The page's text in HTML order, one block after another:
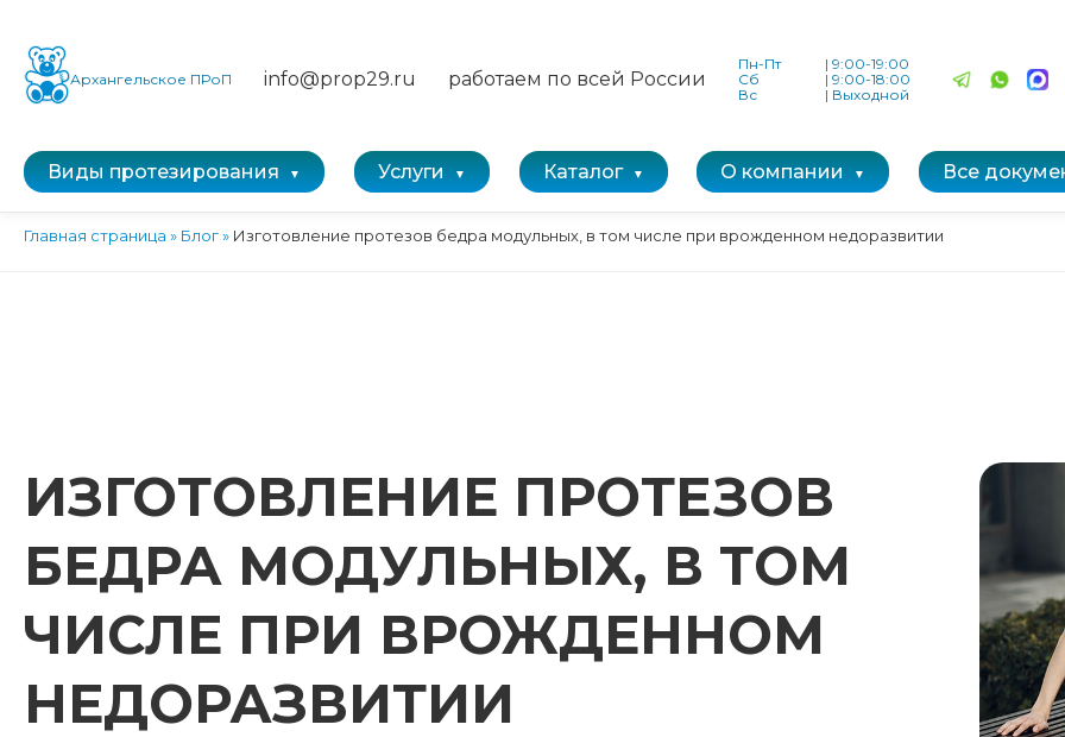
Архангельское ПРоП info@prop29.ru работаем по всей России
Пн-Пт | 9:00-19:00
Сб
| 9:00-18:00
Вс
| Выходной
Виды протезирования Услуги Каталог О компании Все
Главная страница » Блог» Изготовление протезов бедра модульных, в том числе при врожденном недоразвитии
ИЗГОТОВЛЕНИЕ ПРОТЕЗОВ
БЕДРА МОДУЛЬНЫХ, В ТОМ
ЧИСЛЕ ПРИ ВРОЖДЕННОМ
НЕДОРАЗВИТИИ